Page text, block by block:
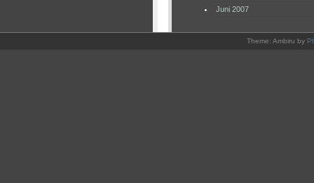
Juni 2007
Theme: Ambiru by